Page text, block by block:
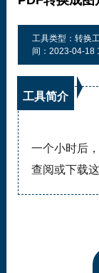
工具类型：转换
间：2023-04-18
工具简介
一个小时后
查阅或下载